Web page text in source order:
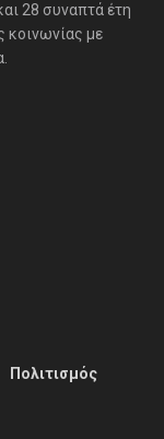
28 συναπτά έτη
κοινωνίας με
Πολιτισμός